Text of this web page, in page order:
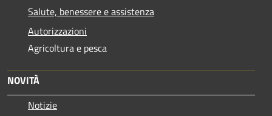
Salute, benessere e assistenza
Autorizzazioni
Agricoltura e pesca
NOVITÀ
Notizie